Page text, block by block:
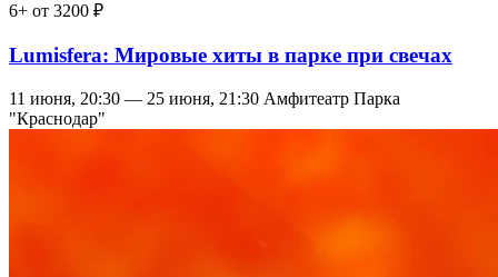
6+ от 3200 ₽
Lumisfera: Мировые хиты в парке при свечах
11 июня, 20:30 — 25 июня, 21:30 Амфитеатр Парка
"Краснодар"